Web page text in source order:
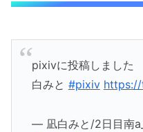
pixivに投稿しました
白みと #pixiv
— 凪白みと/2日目南